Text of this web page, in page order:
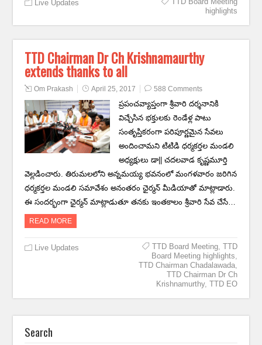
Live Updates
highlights
TTD Chairman Dr Ch Krishnamaurthy
extends thanks to all
Om Prakash April 25, 2017 588 Comments
ప్రపంచవ్యాప్తంగా శ్రీవారి దర్శనానికి
విచ్చేసిన భక్తులకు రెండేళ్ల పాటు
సంతృప్తికరంగా పరిపూర్ణమైన సేవలు
అందించామని టిటిడి ధర్మకర్తల మండలి
అధ్యక్షులు డా|| చదలవాడ కృష్ణమూర్తి
వెల్లడించారు. తిరుమలలోని అన్నమయ్య భవనంలో మంగళవారం జరిగిన
ధర్మకర్తల మండలి సమావేశం అనంతరం ఛైర్మన్‌ మీడియాతో మాట్లాడారు.
ఈ సందర్భంగా ఛైర్మన్‌ మాట్లాడుతూ తనకు ఇంతకాలం శ్రీవారి సేవ చేసే…
READ MORE
Live Updates TTD Board Meeting, TTD
Board Meeting highlights,
TTD Chairman Chadalawada,
TTD Chairman Dr Ch
Krishnamurthy, TTD EO
Search